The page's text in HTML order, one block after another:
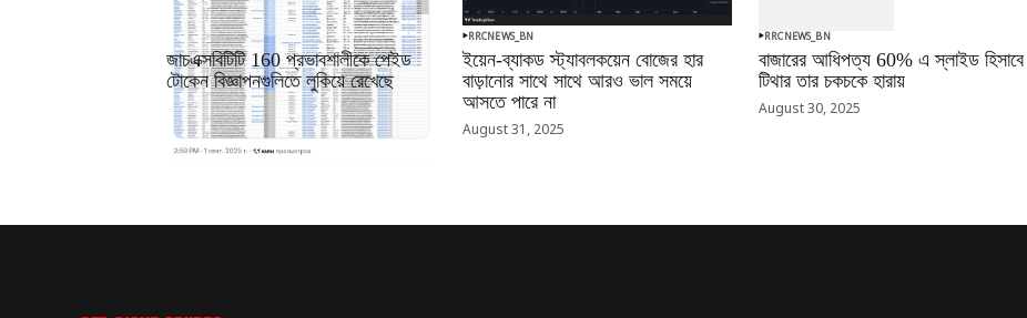
RRCNEWS_BN
জাচএক্সবিটিটি 160 প্রভাবশালীকে পেইড
টোকেন বিজ্ঞাপনগুলিতে লুকিয়ে রেখেছে
September 01, 2025
RRCNEWS_BN
ইয়েন-ব্যাকড স্ট্যাবলকয়েন বোজের হার
বাড়ানোর সাথে সাথে আরও ভাল সময়ে
আসতে পারে না
August 31, 2025
RRCNEWS_BN
বাজারের আধিপত্য 60% এ স্লাইড হিসাবে
টিথার তার চকচকে হারায়
August 30, 2025